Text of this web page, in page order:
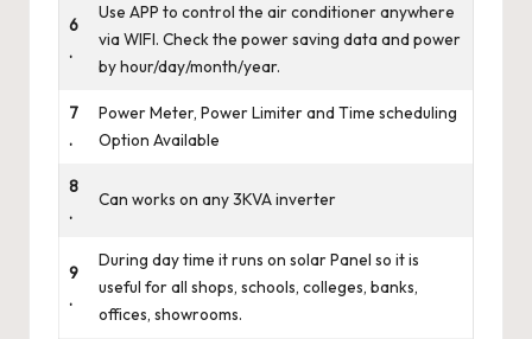
6
.
Use APP to control the air conditioner anywhere
via WIFI. Check the power saving data and power
by hour/day/month/year.
7
.
Power Meter, Power Limiter and Time scheduling
Option Available
8
.
Can works on any 3KVA inverter
9
.
During day time it runs on solar Panel so it is
useful for all shops, schools, colleges, banks,
offices, showrooms.